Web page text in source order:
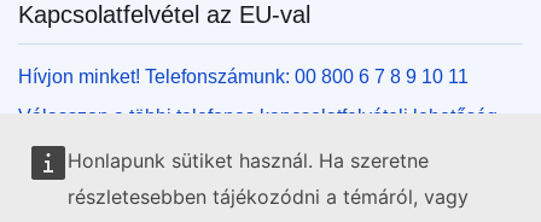
Honlapunk sütiket használ. Ha szeretne
részletesebben tájékozódni a témáról, vagy
Kapcsolatfelvétel az EU-val
Hívjon minket! Telefonszámunk: 00 800 6 7 8 9 10 11
Válasszon a többi telefonos kapcsolatfelvételi lehetőség
közül!
Írjon nekünk kapcsolatfelvételi űrlapunk kitöltésével!